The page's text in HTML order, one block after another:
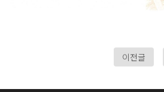
이전글